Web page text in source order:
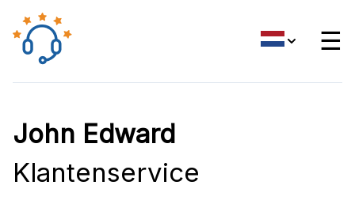
☰
John Edward
Klantenservice